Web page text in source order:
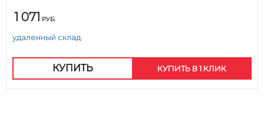
1 071 РУБ.
удаленный склад.
КУПИТЬ КУПИТЬ В 1 КЛИК